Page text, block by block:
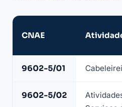
que
CNAE
9602-5/01
9602-5/02